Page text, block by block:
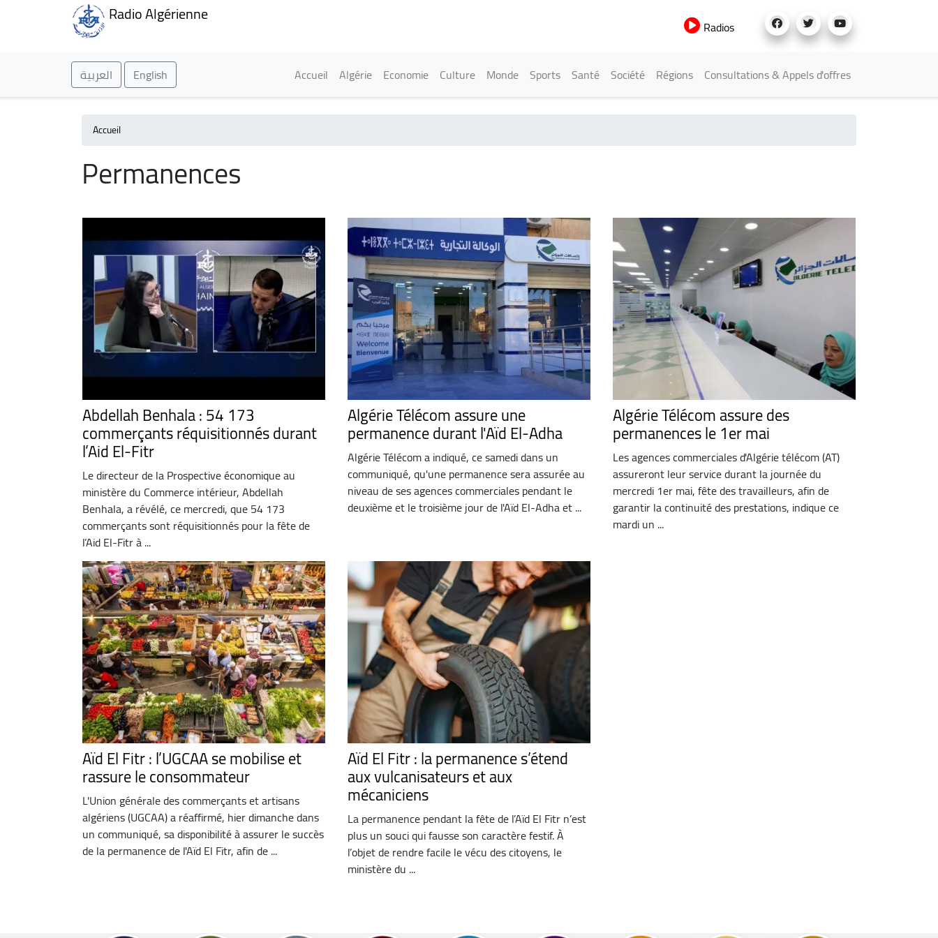
Radio Algérienne
Radios
العربية English Main navigation
Accueil Algérie Economie Culture Monde Sports Santé Société Régions Consultations & Appels d'offres
Accueil
Permanences
Abdellah Benhala : 54 173
commerçants réquisitionnés durant
l’Aid El-Fitr
Le directeur de la Prospective économique au
ministère du Commerce intérieur, Abdellah
Benhala, a révélé, ce mercredi, que 54 173
commerçants sont réquisitionnés pour la fête de
l’Aid El-Fitr à ...
Algérie Télécom assure une
permanence durant l'Aïd El-Adha
Algérie Télécom a indiqué, ce samedi dans un
communiqué, qu'une permanence sera assurée au
niveau de ses agences commerciales pendant le
deuxième et le troisième jour de l'Aïd El-Adha et ...
Algérie Télécom assure des
permanences le 1er mai
Les agences commerciales d'Algérie télécom (AT)
assureront leur service durant la journée du
mercredi 1er mai, fête des travailleurs, afin de
garantir la continuité des prestations, indique ce
mardi un ...
Aïd El Fitr : l’UGCAA se mobilise et
rassure le consommateur
L'Union générale des commerçants et artisans
algériens (UGCAA) a réaffirmé, hier dimanche dans
un communiqué, sa disponibilité à assurer le succès
de la permanence de l'Aïd El Fitr, afin de ...
Aïd El Fitr : la permanence s’étend
aux vulcanisateurs et aux
mécaniciens
La permanence pendant la fête de l’Aïd El Fitr n’est
plus un souci qui fausse son caractère festif. À
l’objet de rendre facile le vécu des citoyens, le
ministère du ...